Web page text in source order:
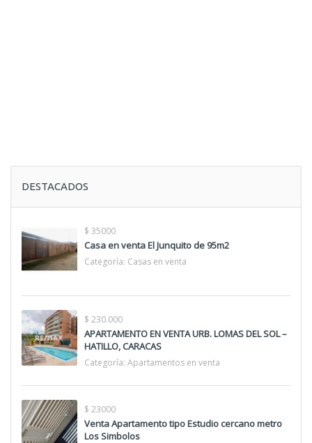
DESTACADOS
$ 35000
Casa en venta El Junquito de 95m2
Categoría: Casas en venta
$ 230.000
APARTAMENTO EN VENTA URB. LOMAS DEL SOL –
HATILLO, CARACAS
Categoría: Apartamentos en venta
$ 23000
Venta Apartamento tipo Estudio cercano metro
Los Simbolos